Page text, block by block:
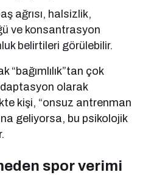
ağrısı, halsizlik,
ve konsantrasyon
belirtileri görülebilir.
“bağımlılık”tan çok
olarak
kişi, “onsuz antrenman
geliyorsa, bu psikolojik
spor verimi